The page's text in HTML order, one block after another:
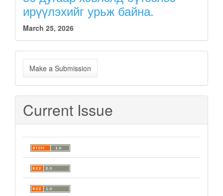
ирүүлэхийг урьж байна.
March 25, 2026
Make
a
Submission
Make a Submission
Current Issue